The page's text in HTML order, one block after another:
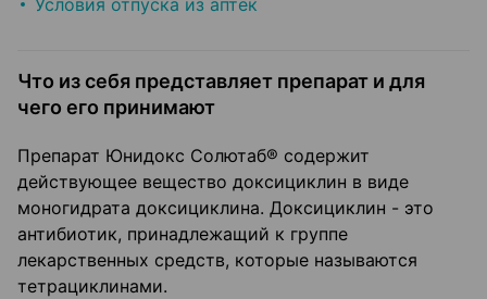
Условия отпуска из аптек
Что из себя представляет препарат и для
чего его принимают
Препарат Юнидокс Солютаб® содержит
действующее вещество доксициклин в виде
моногидрата доксициклина. Доксициклин - это
антибиотик, принадлежащий к группе
лекарственных средств, которые называются
тетрациклинами.